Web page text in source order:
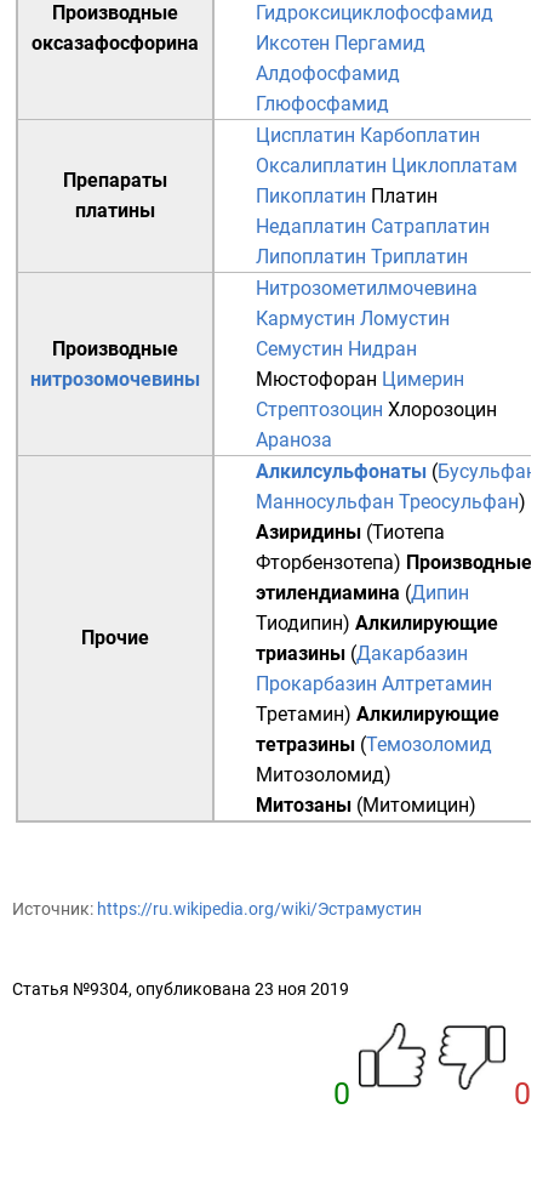
Производные
оксазафосфорина
Гидроксициклофосфамид
Иксотен Пергамид
Алдофосфамид
Глюфосфамид
Препараты
платины
Цисплатин Карбоплатин
Оксалиплатин Циклоплатам
Пикоплатин Платин
Недаплатин Сатраплатин
Липоплатин Триплатин
Производные
нитрозомочевины
Нитрозометилмочевина
Кармустин Ломустин
Семустин Нидран
Мюстофоран Цимерин
Стрептозоцин Хлорозоцин
Араноза
Прочие
Алкилсульфонаты (Бусульфан
Манносульфан Треосульфан)
Азиридины (Тиотепа
Фторбензотепа) Производные
этилендиамина (Дипин
Тиодипин) Алкилирующие
триазины (Дакарбазин
Прокарбазин Алтретамин
Третамин) Алкилирующие
тетразины (Темозоломид
Митозоломид)
Митозаны (Митомицин)
Источник: https://ru.wikipedia.org/wiki/Эстрамустин
Статья №9304, опубликована 23 ноя 2019
0 0